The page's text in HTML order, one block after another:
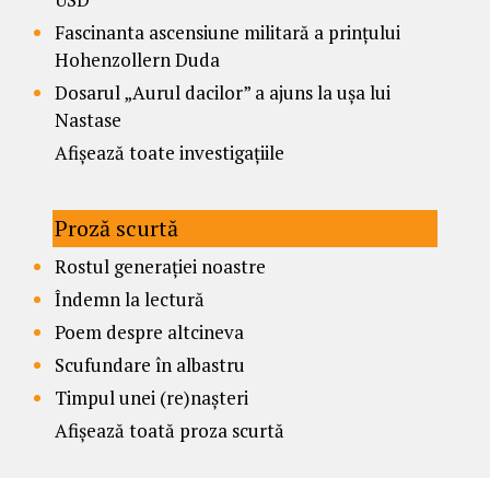
Fascinanta ascensiune militară a prințului
Hohenzollern Duda
Dosarul „Aurul dacilor” a ajuns la ușa lui
Nastase
Afișează toate investigațiile
Proză scurtă
Rostul generației noastre
Îndemn la lectură
Poem despre altcineva
Scufundare în albastru
Timpul unei (re)nașteri
Afișează toată proza scurtă